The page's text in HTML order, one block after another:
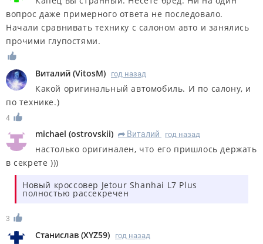
вопрос даже примерного ответа не последовало.
Начали сравнивать технику с салоном авто и занялись
прочими глупостями.
Виталий (VitosM) год назад
Какой оригинальный автомобиль. И по салону, и
по технике.)
4
michael (ostrovskii) R Виталий год назад
настолько оригинален, что его пришлось держать
в секрете )))
Новый кроссовер Jetour Shanhai L7 Plus
полностью рассекречен
3
Станислав (XYZ59) год назад